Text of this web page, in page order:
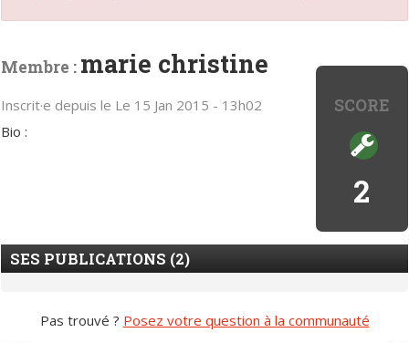
SCORE
2
Membre : marie christine
Inscrit·e depuis le Le 15 Jan 2015 - 13h02
Bio :
SES PUBLICATIONS (2)
Pas trouvé ? Posez votre question à la communauté